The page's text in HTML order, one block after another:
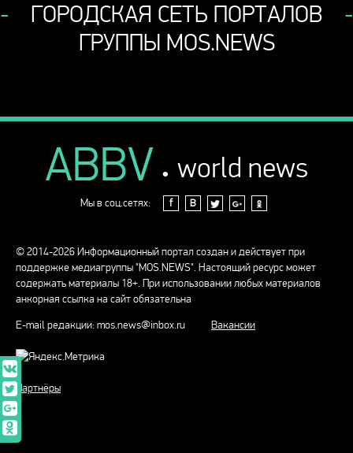
ГОРОДСКАЯ СЕТЬ ПОРТАЛОВ
ГРУППЫ MOS.NEWS
ABBV . world news
Мы в соц.сетях: f В
© 2014-2026 Информационный портал создан и действует при
поддержке медиагруппы "MOS.NEWS". Настоящий ресурс может
содержать материалы 18+. При использовании любых материалов
анкорная ссылка на сайт обязательна
E-mail редакции:mos.news@inbox.ru Вакансии
Партнёры